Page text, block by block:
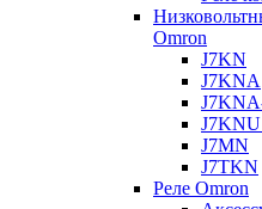
Omron
J7KN
J7KNA
J7MN
J7TKN
Реле Omron